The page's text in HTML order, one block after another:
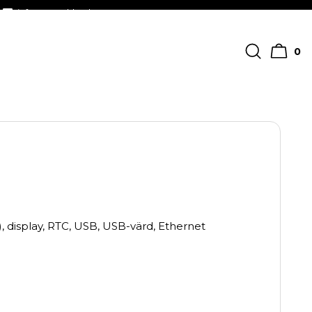
info@streckkodscenter.se
0
RTC, USB, USB-värd, Ethernet